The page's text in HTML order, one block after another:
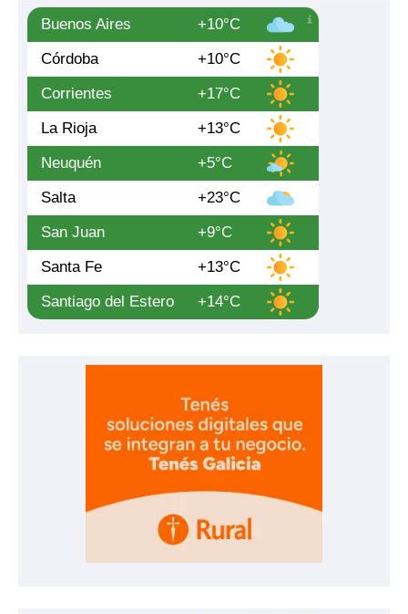
Buenos Aires
+10°C
Córdoba
+10°C
Corrientes
+17°C
La Rioja
+13°C
Neuquén
+5°C
Salta
+23°C
San Juan
+9°C
Santa Fe
+13°C
Santiago del Estero
+14°C